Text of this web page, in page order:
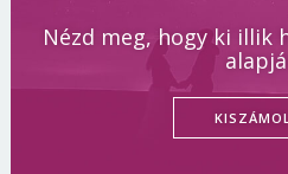
Nézd meg, hogy ki illik